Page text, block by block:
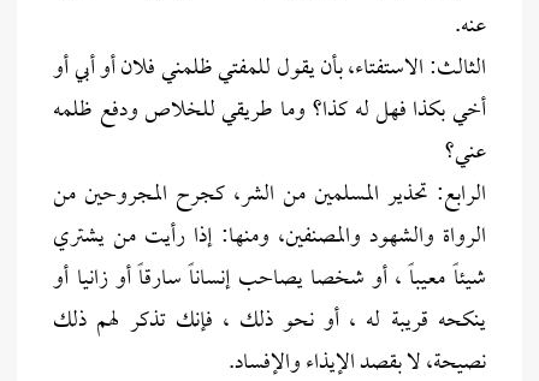
عنه.
الثالث: الاستفتاء، بأن يقول للمفتي ظلمني فلان أو أبي أو
أخي بكذا فهل له كذا؟ وما طريقي للخلاص ودفع ظلمه
عني؟
الرابع: تحذير المسلمين من الشر، كجرح المجروحين من
الرواة والشهود والمصنفين، ومنها: إذا رأيت من يشتري
شيئاً معيباً ، أو شخصا يصاحب إنساناً سارقاً أو زانيا أو
ينكحه قريبة له ، أو نحو ذلك ، فإنك تذكر لهم ذلك
نصيحة، لا بقصد الإيذاء والإفساد.